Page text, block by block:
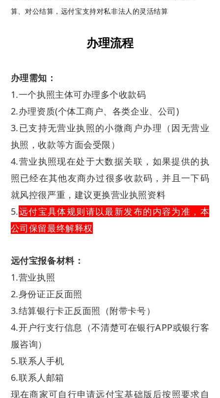
算、对公结算，远付宝支持对私非法人的灵活结算
办理流程
办理需知：
1.一个执照主体可办理多个收款码
2.办理资质(个体工商户、各类企业、公司)
3.已支持无营业执照的小微商户办理（因无营业
执照，收款等方面会受限）
4.营业执照现在处于大数据关联，如果提供的执
照已经在其他友商办过很多收款码，并且一下码
就风控很严重，建议更换营业执照资料
5.远付宝具体规则请以最新发布的内容为准，本
公司保留最终解释权
远付宝报备材料：
1.营业执照
2.身份证正反面照
3.结算银行卡正反面照（附带卡号）
4.开户行支行信息（不清楚可在银行APP或银行客
服咨询）
5.联系人手机
6.联系人邮箱
现在商家可自行申请远付宝基础版后按照要求自